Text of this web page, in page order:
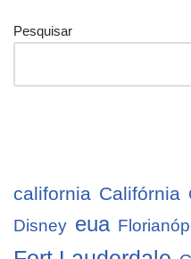
Pesquisar
california Califórnia
Disney eua